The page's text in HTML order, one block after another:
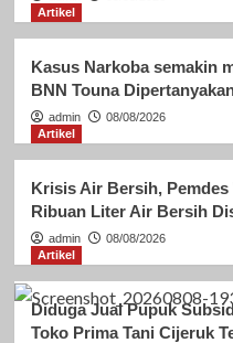
Artikel
Kasus Narkoba semakin
BNN Touna
admin
08/08/2026
Artikel
Krisis Air Bersih,
Ribuan Liter Air Bersih
admin
08/08/2026
Artikel
Diduga Jual Pupuk
Toko Prima Tani Cijeruk